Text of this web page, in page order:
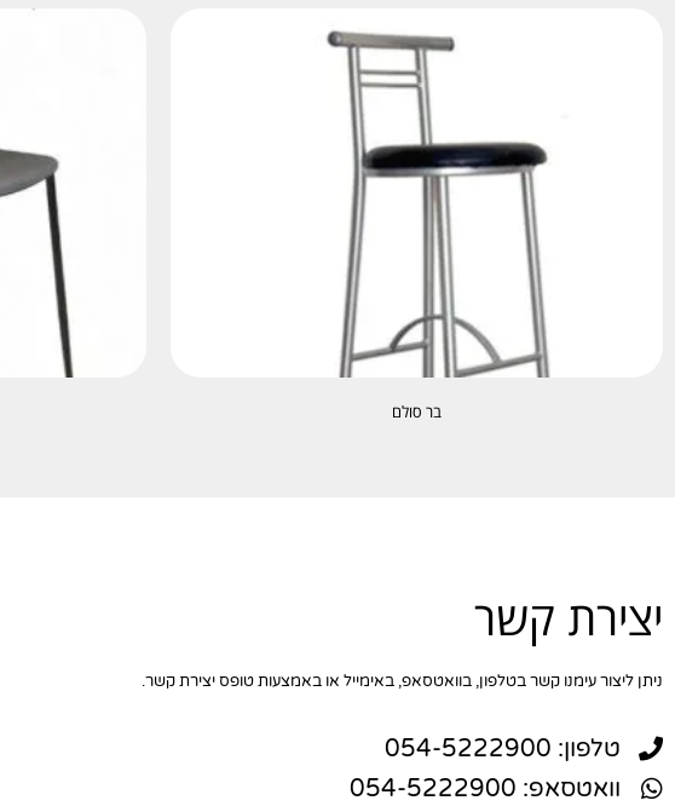
בר סולם
יצירת קשר
ניתן ליצור עימנו קשר בטלפון, בוואטסאפ, באימייל או באמצעות טופס יצירת קשר.
טלפון: 054-5222900
וואטסאפ: 054-5222900